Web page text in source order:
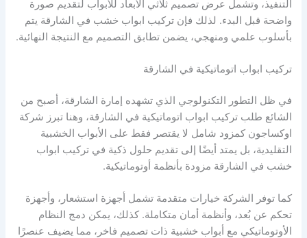
التنفيذ، وتشمل عرض تصميم ثلاثي الأبعاد للأبواب لتقديم صورة
واضحة قبل البدء. لذلك فإن تركيب ابواب خشب في الشارقة يتم
بأسلوب علمي ومنهجي، يضمن تطابق التصميم مع النتيجة النهائية.
تركيب ابواب اتوماتيكية في الشارقة
في ظل التطور التكنولوجي الذي تشهده إمارة الشارقة، أصبح من
الشائع طلب تركيب ابواب اتوماتيكية في الشارقة، وهنا تبرز شركة
اوكساجون كمزود شامل لا يقتصر فقط على الأبواب الخشبية
التقليدية، بل يمتد أيضًا إلى تقديم حلول ذكية في تركيب ابواب
خشب في الشارقة مزودة بأنظمة أوتوماتيكية.
كما توفر الشركة خيارات متقدمة تشمل أجهزة استشعار، وأجهزة
تحكم عن بُعد، وأنظمة أمان متكاملة. كذلك، يمكن دمج النظام
الأوتوماتيكي مع أبواب خشبية ذات تصميم فاخر، مما يضيف عنصرًا